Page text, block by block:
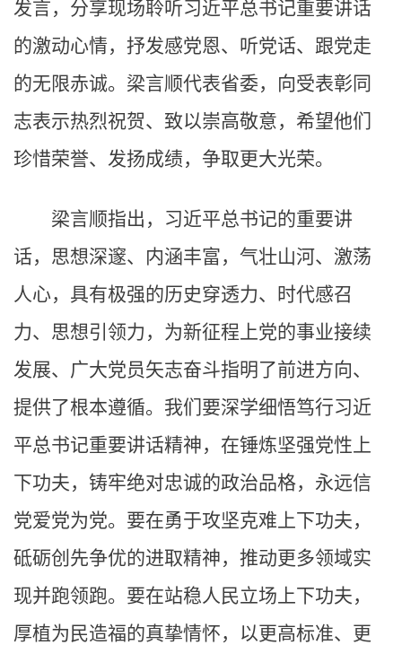
发言，分享现场聆听习近平总书记重要讲话
的激动心情，抒发感党恩、听党话、跟党走
的无限赤诚。梁言顺代表省委，向受表彰同
志表示热烈祝贺、致以崇高敬意，希望他们
珍惜荣誉、发扬成绩，争取更大光荣。
梁言顺指出，习近平总书记的重要讲
话，思想深邃、内涵丰富，气壮山河、激荡
人心，具有极强的历史穿透力、时代感召
力、思想引领力，为新征程上党的事业接续
发展、广大党员矢志奋斗指明了前进方向、
提供了根本遵循。我们要深学细悟笃行习近
平总书记重要讲话精神，在锤炼坚强党性上
下功夫，铸牢绝对忠诚的政治品格，永远信
党爱党为党。要在勇于攻坚克难上下功夫，
砥砺创先争优的进取精神，推动更多领域实
现并跑领跑。要在站稳人民立场上下功夫，
厚植为民造福的真挚情怀，以更高标准、更